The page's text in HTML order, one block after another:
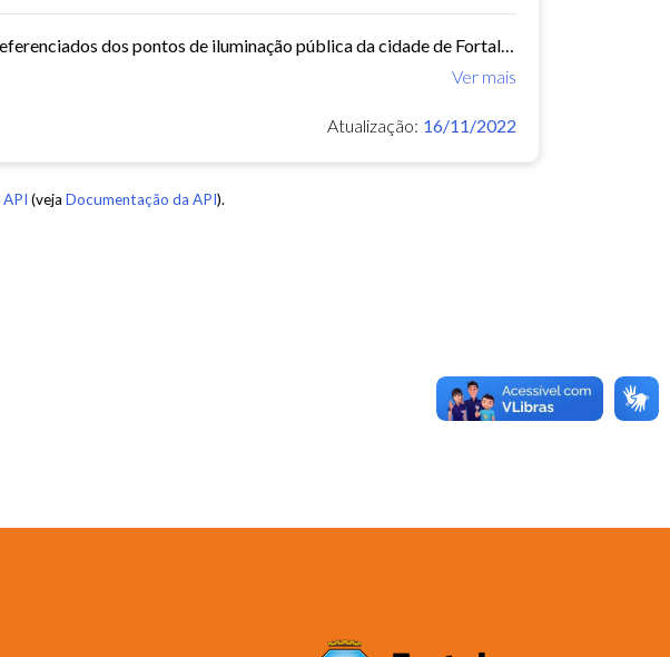
Este conjunto de dados contém os dados georreferenciados dos pontos de iluminação pública da cidade de Fortaleza.
Ver mais
Atualização: 16/11/2022
API (veja Documentação da API).